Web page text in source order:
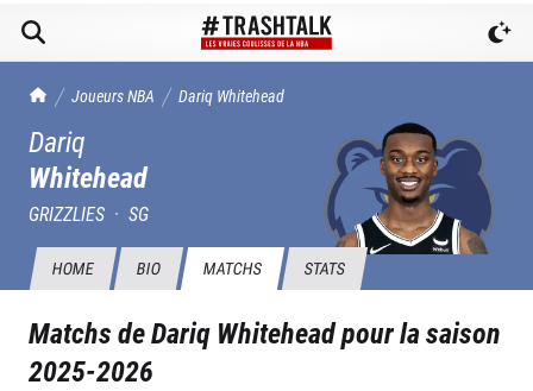
TrashTalk Actu NBA
Joueurs NBA Dariq Whitehead
Dariq
Whitehead
GRIZZLIES · SG
HOME BIO MATCHS STATS
Matchs deDariq Whiteheadpour la saison
2025-2026